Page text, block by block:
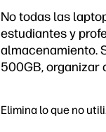
No todas las
estudiantes y
almacenamiento.
500GB, organizar
Elimina lo que no